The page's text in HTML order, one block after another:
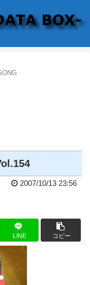
2007/10/13 23:56
LINE コピー